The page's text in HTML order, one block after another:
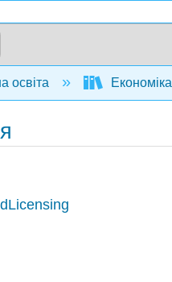
освіта Економіка